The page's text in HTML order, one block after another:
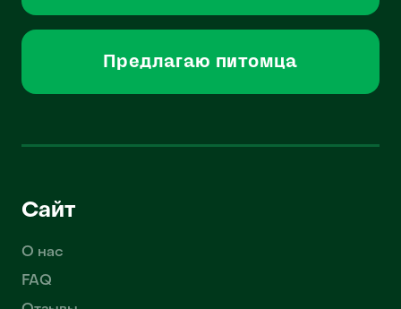
Предлагаю питомца
Сайт
О нас
FAQ